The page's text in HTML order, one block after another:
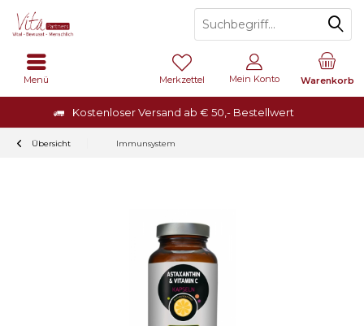
Kostenloser Versand ab € 50,- Bestellwert
Warenkorb
Merkzettel Mein Konto
Menü
Übersicht Immunsystem